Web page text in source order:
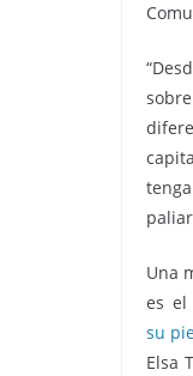
Una
es
su
Elsa